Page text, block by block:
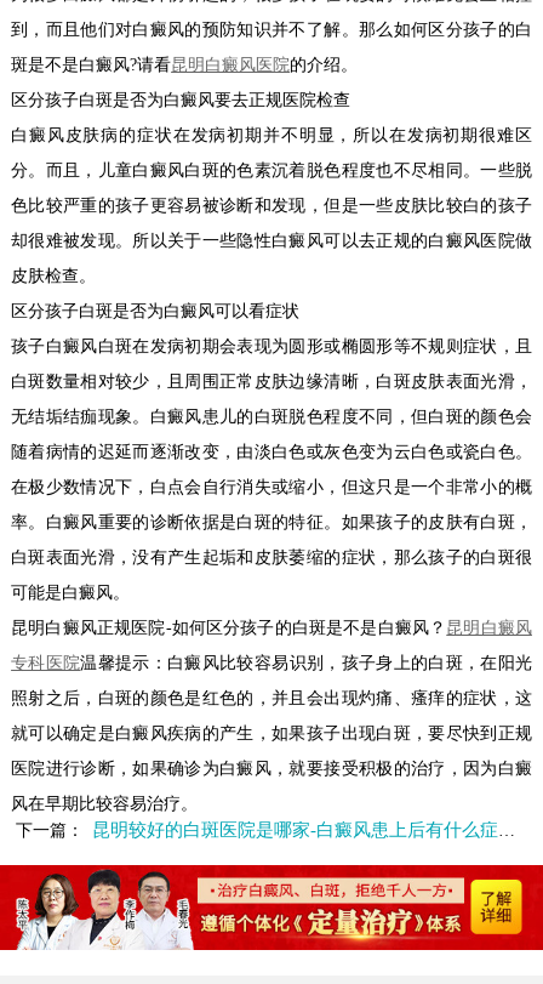
到，而且他们对白癜风的预防知识并不了解。那么如何区分孩子的白
斑是不是白癜风?请看昆明白癜风医院的介绍。
区分孩子白斑是否为白癜风要去正规医院检查
白癜风皮肤病的症状在发病初期并不明显，所以在发病初期很难区
分。而且，儿童白癜风白斑的色素沉着脱色程度也不尽相同。一些脱
色比较严重的孩子更容易被诊断和发现，但是一些皮肤比较白的孩子
却很难被发现。所以关于一些隐性白癜风可以去正规的白癜风医院做
皮肤检查。
区分孩子白斑是否为白癜风可以看症状
孩子白癜风白斑在发病初期会表现为圆形或椭圆形等不规则症状，且
白斑数量相对较少，且周围正常皮肤边缘清晰，白斑皮肤表面光滑，
无结垢结痂现象。白癜风患儿的白斑脱色程度不同，但白斑的颜色会
随着病情的迟延而逐渐改变，由淡白色或灰色变为云白色或瓷白色。
在极少数情况下，白点会自行消失或缩小，但这只是一个非常小的概
率。白癜风重要的诊断依据是白斑的特征。如果孩子的皮肤有白斑，
白斑表面光滑，没有产生起垢和皮肤萎缩的症状，那么孩子的白斑很
可能是白癜风。
昆明白癜风正规医院-如何区分孩子的白斑是不是白癜风？ 昆明白癜风
专科医院温馨提示：白癜风比较容易识别，孩子身上的白斑，在阳光
照射之后，白斑的颜色是红色的，并且会出现灼痛、瘙痒的症状，这
就可以确定是白癜风疾病的产生，如果孩子出现白斑，要尽快到正规
医院进行诊断，如果确诊为白癜风，就要接受积极的治疗，因为白癜
风在早期比较容易治疗。
下一篇：
昆明较好的白斑医院是哪家-白癜风患上后有什么症状呢